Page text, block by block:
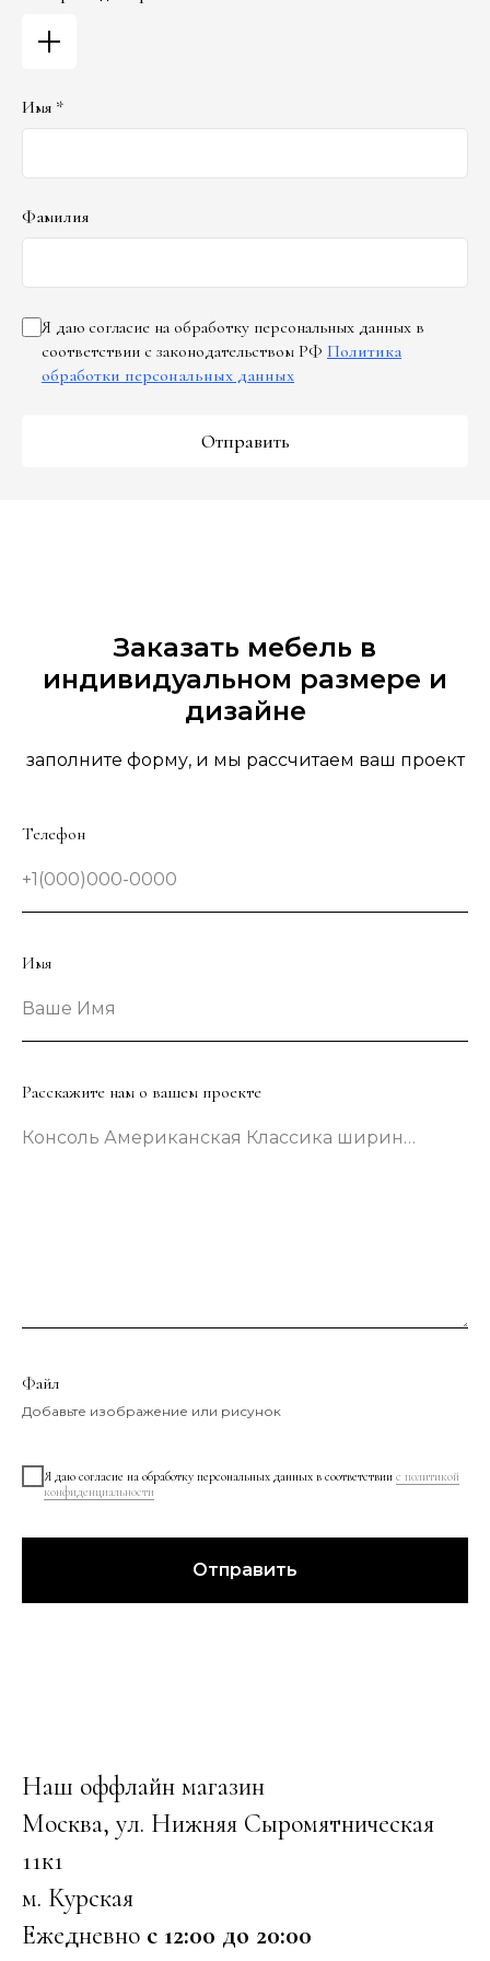
Имя *
Фамилия
Я даю согласие на обработку персональных данных в
соответствии с законодательством РФ Политика
обработки персональных данных
Отправить
Заказать мебель в
индивидуальном размере и
дизайне
заполните форму, и мы рассчитаем ваш проект
Телефон
+1(000)000-0000
Имя
Ваше Имя
Расскажите нам о вашем проекте
Консоль Американская Классика шириной 133 сантиметра в зеленом цвете
Файл
Добавьте изображение или рисунок
Я даю согласие на обработку персональных данных в соответствии с политикой
конфиденциальности
Отправить
Наш оффлайн магазин
Москва, ул. Нижняя Сыромятническая
11к1
м. Курская
Ежедневно с 12:00 до 20:00